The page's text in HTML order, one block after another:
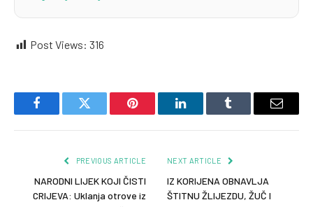
Post Views: 316
FacebookTwitter Pinterest LinkedInTumblr Email
PREVIOUS ARTICLE
NARODNI LIJEK KOJI ČISTI
CRIJEVA: Uklanja otrove iz
NEXT ARTICLE
IZ KORIJENA OBNAVLJA
ŠTITNU ŽLIJEZDU, ŽUČ I